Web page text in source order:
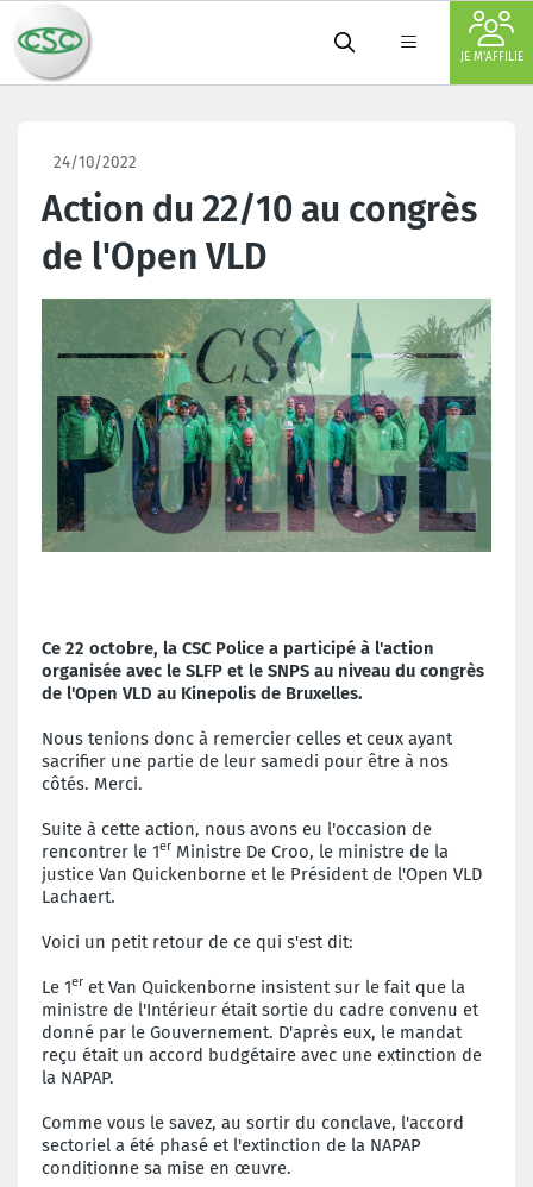
JE M'AFFILIE
24/10/2022
Action du 22/10 au congrès
de l'Open VLD
Ce 22 octobre, la CSC Police a participé à l'action
organisée avec le SLFP et le SNPS au niveau du congrès
de l'Open VLD au Kinepolis de Bruxelles.
Nous tenions donc à remercier celles et ceux ayant
sacrifier une partie de leur samedi pour être à nos
côtés. Merci.
Suite à cette action, nous avons eu l'occasion de
rencontrer le 1er Ministre De Croo, le ministre de la
justice Van Quickenborne et le Président de l'Open VLD
Lachaert.
Voici un petit retour de ce qui s'est dit:
Le 1er et Van Quickenborne insistent sur le fait que la
ministre de l'Intérieur était sortie du cadre convenu et
donné par le Gouvernement. D'après eux, le mandat
reçu était un accord budgétaire avec une extinction de
la NAPAP.
Comme vous le savez, au sortir du conclave, l'accord
sectoriel a été phasé et l'extinction de la NAPAP
conditionne sa mise en œuvre.